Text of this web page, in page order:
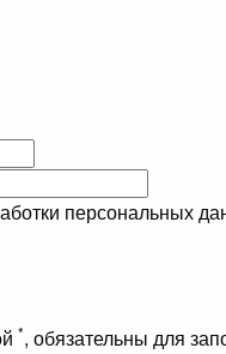
персональных
*, обязательны для